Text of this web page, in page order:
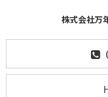
株式会社万